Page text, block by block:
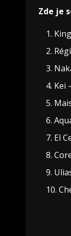
Zde je
Kei
El